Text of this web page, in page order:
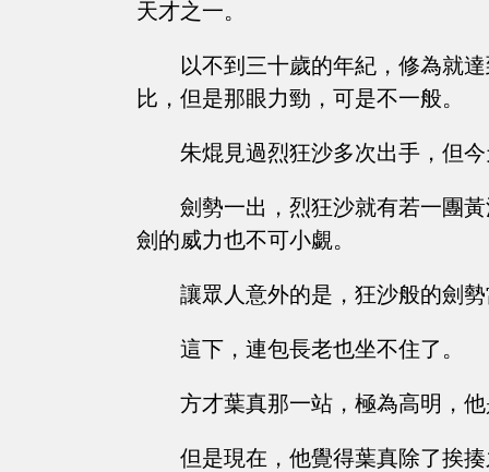
天才之一。
以不到三十歲的年紀，修為就
比，但是那眼力勁，可是不一般。
朱焜見過烈狂沙多次出手，但
劍勢一出，烈狂沙就有若一團
劍的威力也不可小覷。
讓眾人意外的是，狂沙般的劍
這下，連包長老也坐不住了。
方才葉真那一站，極為高明，
但是現在，他覺得葉真除了挨